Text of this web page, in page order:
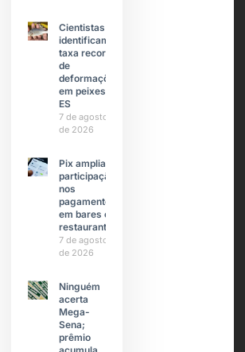
Cientistas
identificam
taxa recorde
de
deformações
em peixes do
ES
7 de agosto
de 2026
Pix amplia
participação
nos
pagamentos
em bares e
restaurantes
7 de agosto
de 2026
Ninguém
acerta
Mega-
Sena;
prêmio